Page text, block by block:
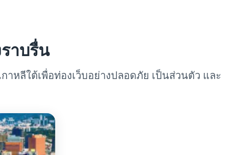
าบรื่น
าหลีใต้เพื่อท่องเว็บอย่างปลอดภัย เป็นส่วนตัว และ